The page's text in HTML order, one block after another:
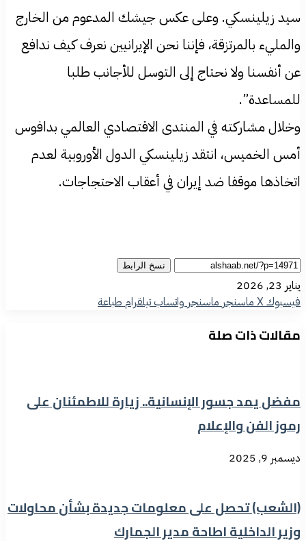
سيد زيلينسكي. وعلى عكس جيشك المدعوم من الخارج
والمليء بالمرتزقة، فإننا نحن الإيرانيين نعرف كيف ندافع
عن أنفسنا ولا نحتاج إلى التوسل للأجانب طلبا
للمساعدة”.
وخلال مشاركته في المنتدى الاقتصادي العالمي بدافوس
أمس الخميس، انتقد زيلينسكي الدول الأوروبية لعدم
اتخاذها موقفا ضد إيران في أعقاب الاحتجاجات.
نسخ الرابط
يناير 23, 2026
فيسبوك‫Xماسنجر ماسنجر واتسابتيلقرامطباعة
مقالات ذات صلة
مفضل يمد جسور الإنسانية.. زيارة للاطمئنان على
رموز الفن والإعلام
ديسمبر 9, 2025
(الشعب) تحصل على معلومات جديدة بشأن محاولات
وزير الداخلية اطاحة مدير الجمارك